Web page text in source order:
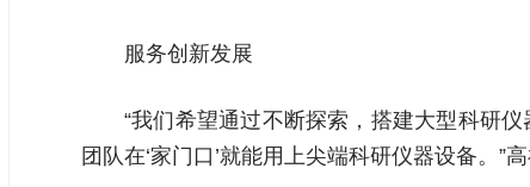
服务创新发展
“我们希望通过不断探索，搭建大型科研
团队在‘家门口’就能用上尖端科研仪器设备。”高